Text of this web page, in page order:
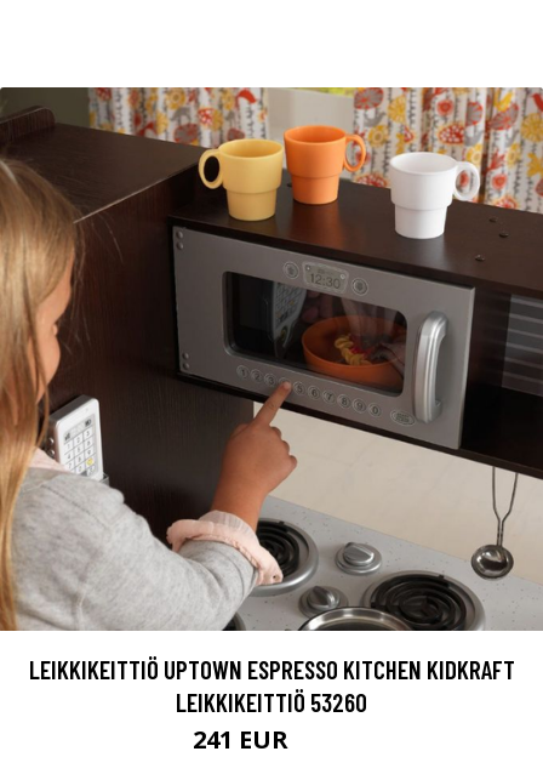
LEIKKIKEITTIÖ UPTOWN ESPRESSO KITCHEN KIDKRAFT
LEIKKIKEITTIÖ 53260
241 EUR